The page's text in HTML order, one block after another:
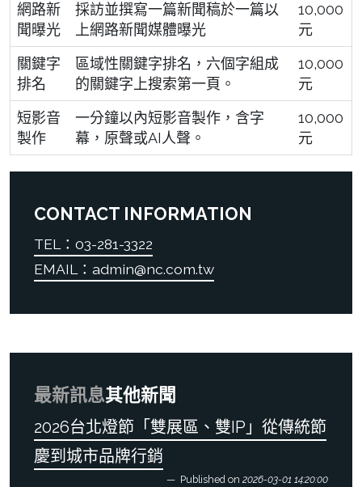
網路新
聞曝光
採訪並撰寫一篇新聞稿於一篇以
上網路新聞媒體曝光
10,000
元
關鍵字
排名
區域性關鍵字排名，六個字組成
的關鍵字上搜索第一頁。
10,000
元
短影音
製作
一分鐘以內短影音製作，含字
幕，原聲或AI人聲。
10,000
元
CONTACT INFORMATION
TEL：03-281-3322
EMAIL：admin@nc.com.tw
最新訊息其他新聞
2026台北燈節「雙展區、雙IP」從傳統節
慶到城市品牌行銷
Published on 2026-03-01 14:20:00